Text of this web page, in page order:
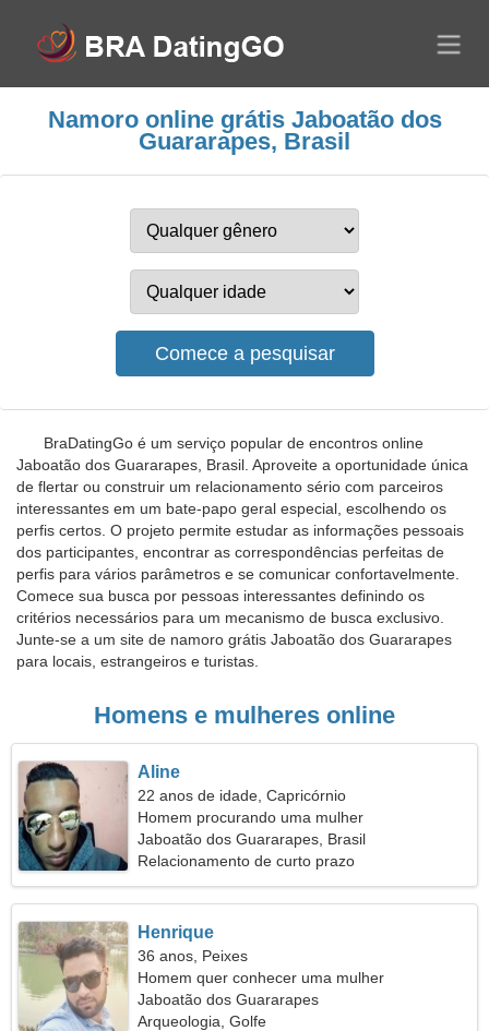
Namoro online grátis Jaboatão dos
Guararapes, Brasil
BraDatingGo é um serviço popular de encontros online
Jaboatão dos Guararapes, Brasil. Aproveite a oportunidade única
de flertar ou construir um relacionamento sério com parceiros
interessantes em um bate-papo geral especial, escolhendo os
perfis certos. O projeto permite estudar as informações pessoais
dos participantes, encontrar as correspondências perfeitas de
perfis para vários parâmetros e se comunicar confortavelmente.
Comece sua busca por pessoas interessantes definindo os
critérios necessários para um mecanismo de busca exclusivo.
Junte-se a um site de namoro grátis Jaboatão dos Guararapes
para locais, estrangeiros e turistas.
Homens e mulheres online
Aline
22 anos de idade, Capricórnio
Homem procurando uma mulher
Jaboatão dos Guararapes, Brasil
Relacionamento de curto prazo
Henrique
36 anos, Peixes
Homem quer conhecer uma mulher
Jaboatão dos Guararapes
Arqueologia, Golfe